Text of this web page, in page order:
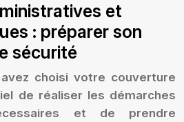
et
: préparer son
sécurité
choisi votre couverture
de réaliser les démarches
et de prendre